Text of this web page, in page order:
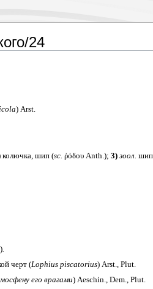
24
) Arst.
колючка, шип (sc. ῥόδου Anth.); 3) зоол.
).
черт (Lophius piscatorius) Arst., Plut.
его врагами) Aeschin., Dem., Plut.